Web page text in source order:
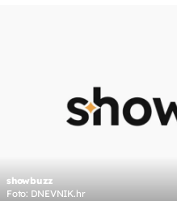
showbuzz
Foto: DNEVNIK.hr